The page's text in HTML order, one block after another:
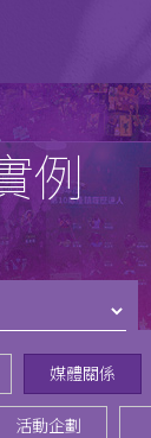
例
媒體關係
活動企劃